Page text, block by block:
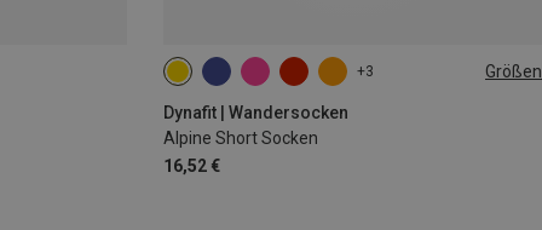
+3 Größen
Dynafit | Wandersocken
Alpine Short Socken
16,52 €
35|36|37|38 39|40|41|42